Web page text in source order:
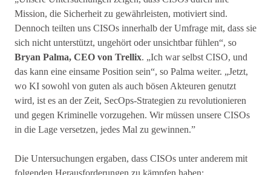
Mission, die Sicherheit zu gewährleisten, motiviert sind.
Dennoch teilten uns CISOs innerhalb der Umfrage mit, dass sie
sich nicht unterstützt, ungehört oder unsichtbar fühlen“, so
Bryan Palma, CEO von Trellix. „Ich war selbst CISO, und
das kann eine einsame Position sein“, so Palma weiter. „Jetzt,
wo KI sowohl von guten als auch bösen Akteuren genutzt
wird, ist es an der Zeit, SecOps-Strategien zu revolutionieren
und gegen Kriminelle vorzugehen. Wir müssen unsere CISOs
in die Lage versetzen, jedes Mal zu gewinnen.”
Die Untersuchungen ergaben, dass CISOs unter anderem mit
folgenden Herausforderungen zu kämpfen haben: